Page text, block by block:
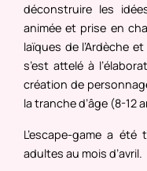
déconstruire les
animée et prise en
laïques de l’Ardèche
s’est attelé à
création de
la tranche d’âge (8-12
L’escape-game a
adultes au mois d’avril.